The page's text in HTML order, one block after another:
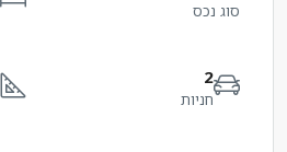
סוג נכס
2
חניות